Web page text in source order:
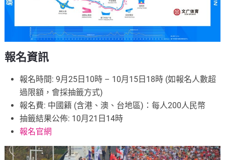
報名資訊
報名時間: 9月25日10時 – 10月15日18時 (如報名人數超
過限額，會採抽籤方式)
報名費: 中國籍 (含港、澳、台地區)：每人200人民幣
抽籤結果公佈: 10月21日14時
報名官網